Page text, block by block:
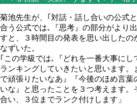
菊池先生が、｢対話・話し合いの公式
合う公式では､『思考』の部分がより
すと、３時間目の発表を思い出したの
なずいた。
｢この学級では､『どれを一番大事に
ランキングしていきたいと思います。
で頑張りたいなあ』『今後のほめ言葉
いな』と思ったことを３つ考えます。
合い、３位までランク付けします」